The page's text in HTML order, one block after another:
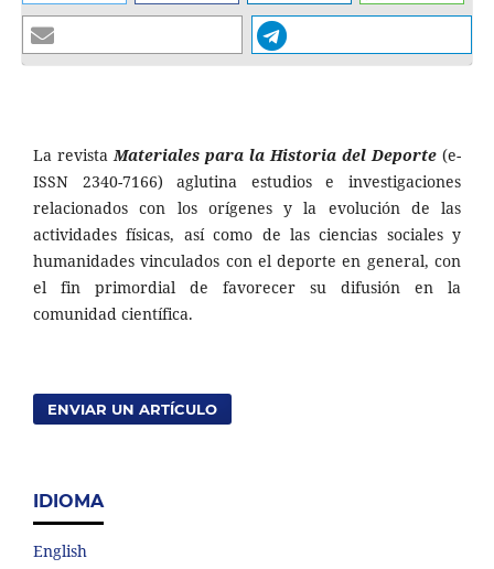
La revista Materiales para la Historia del Deporte (e-
ISSN 2340-7166) aglutina estudios e investigaciones
relacionados con los orígenes y la evolución de las
actividades físicas, así como de las ciencias sociales y
humanidades vinculados con el deporte en general, con
el fin primordial de favorecer su difusión en la
comunidad científica.
ENVIAR UN ARTÍCULO
IDIOMA
English